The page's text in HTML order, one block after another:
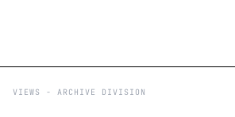
VIEWS - ARCHIVE DIVISION